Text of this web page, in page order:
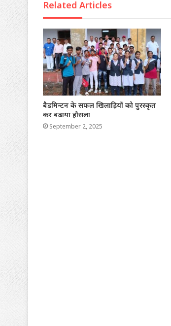
Related Articles
बैडमिन्टन के सफल खिलाड़ियों को पुरस्कृत
कर बढाया हौसला
September 2, 2025